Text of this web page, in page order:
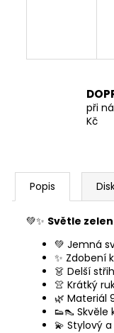
při
Kč
Popis
💚✨ Světle
💚 Jemná
✨ Zdobení
👗 Delší
👚 Krátký
🌿 Materiál
👟👠
💫 Stylový